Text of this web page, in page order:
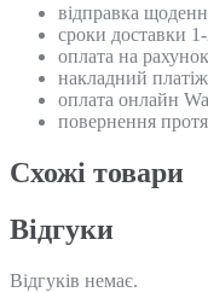
відправка
сроки доставки 1-
оплата на
накладний
оплата онлайн
повернення
Схожi товари
Відгуки
Відгуків немає.